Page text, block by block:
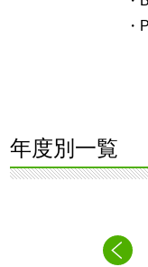
年度別一覧